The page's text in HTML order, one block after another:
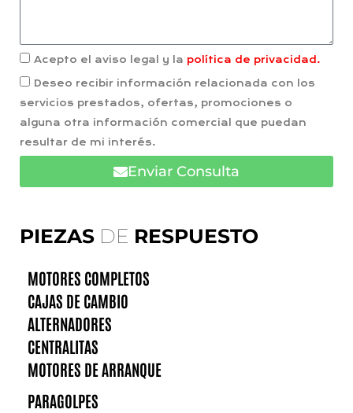
PIEZAS DE RESPUESTO
MOTORES COMPLETOS
CAJAS DE CAMBIO
ALTERNADORES
CENTRALITAS
MOTORES DE ARRANQUE
PARAGOLPES
Acepto el aviso legal y la política de privacidad.
Deseo recibir información relacionada con los
servicios prestados, ofertas, promociones o
alguna otra información comercial que puedan
resultar de mi interés.
Enviar Consulta